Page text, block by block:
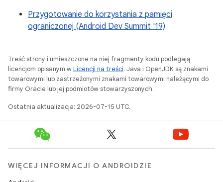
Przygotowanie do korzystania z pamięci
ograniczonej (Android Dev Summit '19)
Treść strony i umieszczone na niej fragmenty kodu podlegają
licencjom opisanym wLicencji na treści. Java i OpenJDK są znakami
towarowymi lub zastrzeżonymi znakami towarowymi należącymi do
firmy Oracle lub jej podmiotów stowarzyszonych.
Ostatnia aktualizacja: 2026-07-15 UTC.
WIĘCEJ INFORMACJI O ANDROIDZIE